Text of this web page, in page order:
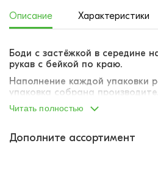
Описание Характеристики
Боди с застёжкой в середине
рукав с бейкой по краю.
Наполнение каждой упаковки
упаковка собрана
упаковку вложено ассорти
диапазоне указанного
расцветок) указать не
Читать полностью
Дополните ассортимент